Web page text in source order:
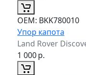
ОЕМ: BKK780010
Упор капота
Land Rover
1 000р.